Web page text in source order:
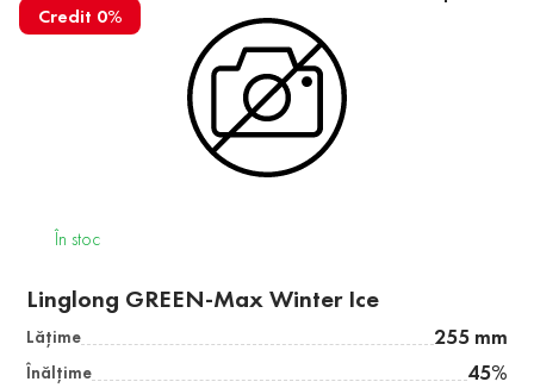
Credit 0%
În stoc
Linglong GREEN-Max Winter Ice
Lăţime 255 mm
Înălţime 45%